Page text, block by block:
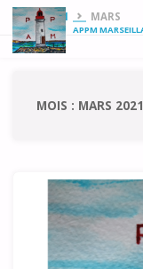
APPM
HOME2021 MARS
MOIS : MARS 2021